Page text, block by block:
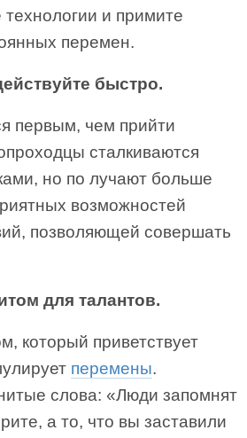
и примите
перемен.
быстро.
первым, чем прий­ти
сталкиваются
но по­ лучают больше
возможностей
позволяющей совершать
для талантов.
который привет­ствует
перемены.
сло­ва: «Люди запомнят
а то, что вы заставили